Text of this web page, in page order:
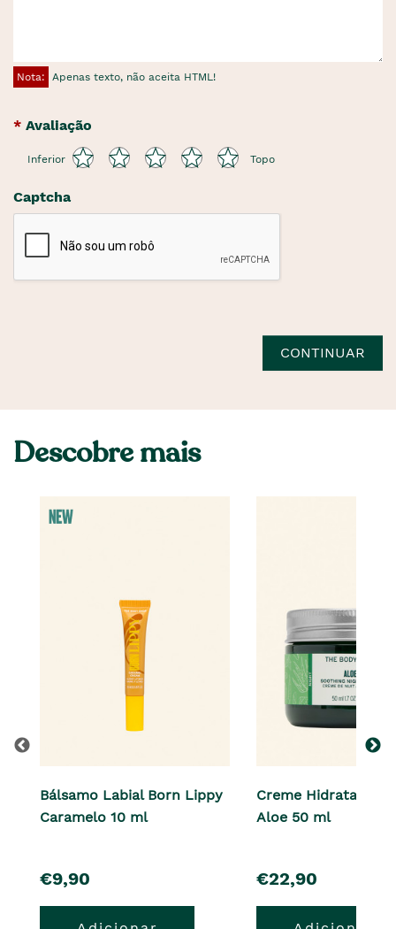
Nota: Apenas texto, não aceita HTML!
Avaliação
Inferior Topo
Captcha
CONTINUAR
Descobre mais
Bálsamo Labial Born Lippy
Caramelo 10 ml
pre�o
€9,90
Creme Hidratante
Aloe 50 ml
pre�o
€22,90